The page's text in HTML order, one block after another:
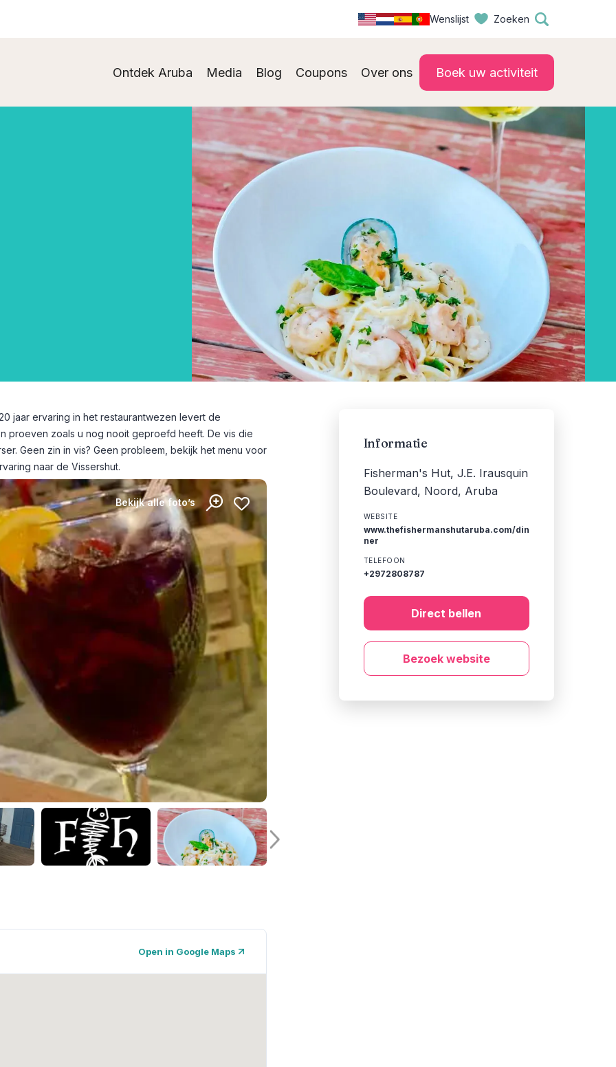
Wenslijst Zoeken
Ontdek Aruba Media Blog Coupons Over ons Boek uw activiteit
jaar ervaring in het restaurantwezen levert de
proeven zoals u nog nooit geproefd heeft. De vis die
Geen zin in vis? Geen probleem, bekijk het menu voor
naar de Vissershut.
Bekijk alle foto’s
Open in Google Maps
Informatie
Fisherman's Hut, J.E. Irausquin
Boulevard, Noord, Aruba
WEBSITE
www.thefishermanshutaruba.com/din
ner
TELEFOON
+2972808787
Direct bellen
Bezoek website